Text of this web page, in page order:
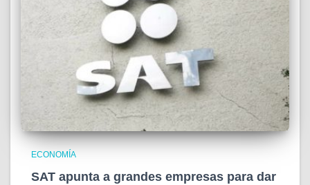
ECONOMÍA
SAT apunta a grandes empresas para dar